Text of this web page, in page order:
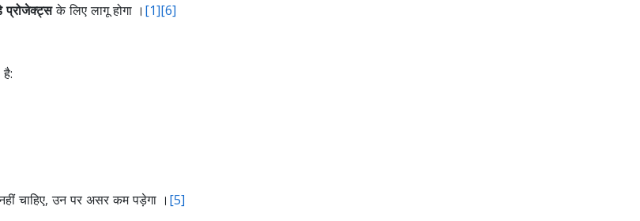
प्रोजेक्ट्सके लिए लागू होगा । [1][6]
चाहिए, उन पर असर कम पड़ेगा । [5]